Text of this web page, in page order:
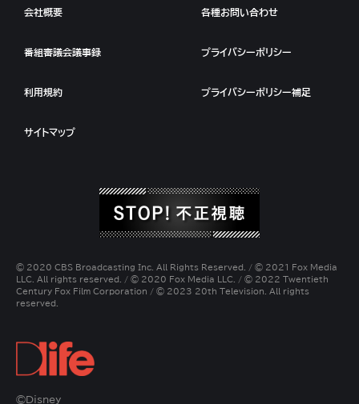
会社概要 各種お問い合わせ
番組審議会議事録 プライバシーポリシー
利用規約 プライバシーポリシー補足
サイトマップ
© 2020 CBS Broadcasting Inc. All Rights Reserved. / © 2021 Fox Media
LLC. All rights reserved. / © 2020 Fox Media LLC. / © 2022 Twentieth
Century Fox Film Corporation / © 2023 20th Television. All rights
reserved.
©Disney